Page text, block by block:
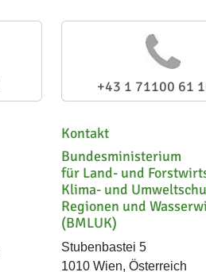
+43 1 71100 61
Kontakt
Bundesministerium
für Land- und
Klima- und
Regionen und
(BMLUK)
Stubenbastei 5
1010 Wien, Österreich